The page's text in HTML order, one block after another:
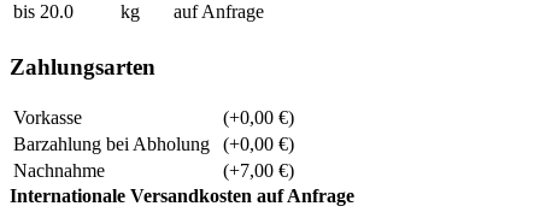
bis 20.0
kg auf Anfrage
Zahlungsarten
Vorkasse
(+0,00 €)
Barzahlung bei Abholung
(+0,00 €)
Nachnahme
(+7,00 €)
Internationale Versandkosten auf Anfrage